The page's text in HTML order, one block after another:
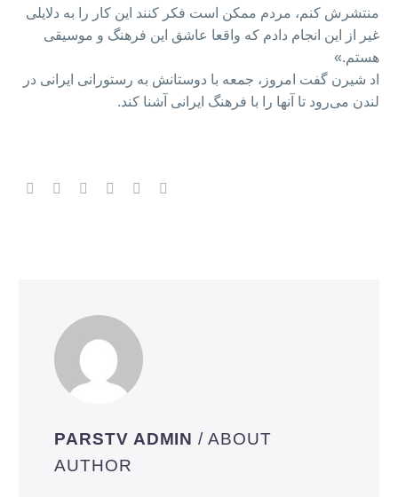
منتشرش کنم، مردم ممکن است فکر کنند این کار را به دلایلی
غیر از این انجام دادم که واقعا عاشق این فرهنگ و موسیقی
هستم.»
اد شیرن گفت امروز، جمعه با دوستانش به رستورانی ایرانی در
لندن می‌رود تا آنها را با فرهنگ ایرانی آشنا کند.
PARSTV ADMIN/ ABOUT
AUTHOR